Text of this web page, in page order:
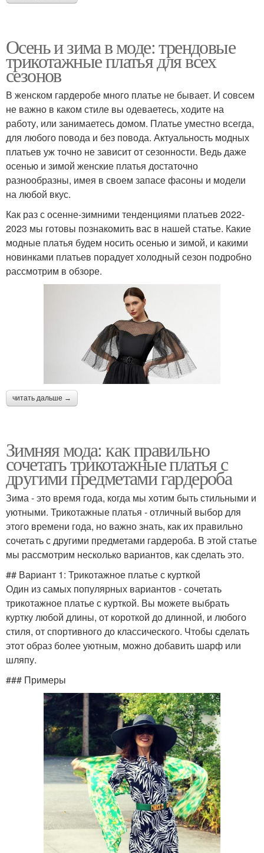
Осень и зима в моде: трендовые
трикотажные платья для всех
сезонов
В женском гардеробе много платье не бывает. И совсем
не важно в каком стиле вы одеваетесь, ходите на
работу, или занимаетесь домом. Платье уместно всегда,
для любого повода и без повода. Актуальность модных
платьев уж точно не зависит от сезонности. Ведь даже
осенью и зимой женские платья достаточно
разнообразны, имея в своем запасе фасоны и модели
на любой вкус.
Как раз с осенне-зимними тенденциями платьев 2022-
2023 мы готовы познакомить вас в нашей статье. Какие
модные платья будем носить осенью и зимой, и какими
новинками платьев порадует холодный сезон подробно
рассмотрим в обзоре.
читать дальше →
Зимняя мода: как правильно
сочетать трикотажные платья с
другими предметами гардероба
Зима - это время года, когда мы хотим быть стильными и
уютными. Трикотажные платья - отличный выбор для
этого времени года, но важно знать, как их правильно
сочетать с другими предметами гардероба. В этой статье
мы рассмотрим несколько вариантов, как сделать это.
## Вариант 1: Трикотажное платье с курткой
Один из самых популярных вариантов - сочетать
трикотажное платье с курткой. Вы можете выбрать
куртку любой длины, от короткой до длинной, и любого
стиля, от спортивного до классического. Чтобы сделать
этот образ более уютным, можно добавить шарф или
шляпу.
### Примеры